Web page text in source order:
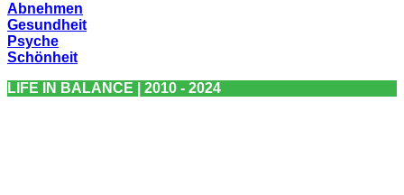
Abnehmen
Gesundheit
Psyche
Schönheit
LIFE IN BALANCE | 2010 - 2024